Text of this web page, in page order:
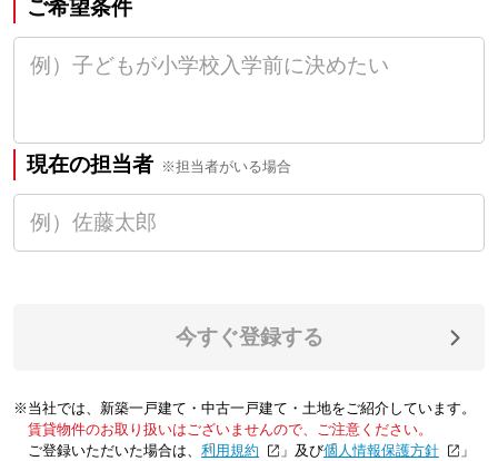
ご希望条件
現在の担当者 ※担当者がいる場合
今すぐ登録する
※当社では、新築一戸建て・中古一戸建て・土地をご紹介しています。
賃貸物件のお取り扱いはございませんので、ご注意ください。
ご登録いただいた場合は、「利用規約 」及び「個人情報保護方針
」